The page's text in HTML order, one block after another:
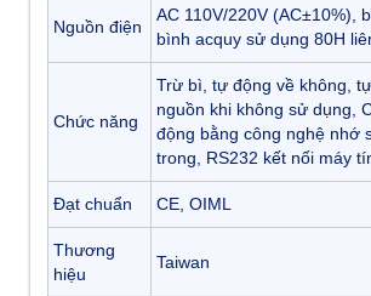
Nguồn điện
AC 110V/220V (AC±10%),
bình acquy sử dụng 80H
Chức năng
Trừ bì, tự động về không,
nguồn khi không sử dụng,
động bằng công nghệ nhớ
trong, RS232 kết nối máy
Đạt chuẩn CE, OIML
Thương
hiệu
Taiwan